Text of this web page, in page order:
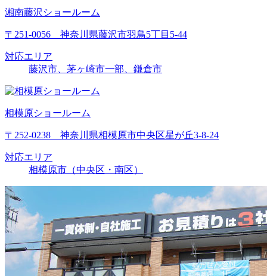
湘南藤沢ショールーム
〒251-0056 神奈川県藤沢市羽鳥5丁目5-44
対応エリア
藤沢市、茅ヶ崎市一部、鎌倉市
相模原ショールーム
〒252-0238 神奈川県相模原市中央区星が丘3-8-24
対応エリア
相模原市（中央区・南区）